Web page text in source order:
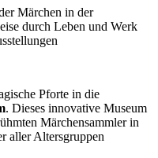
Märchen in der
durch Leben und Werk
Pforte in die
. Dieses innovative Museum
Märchensammler in
aller Altersgruppen